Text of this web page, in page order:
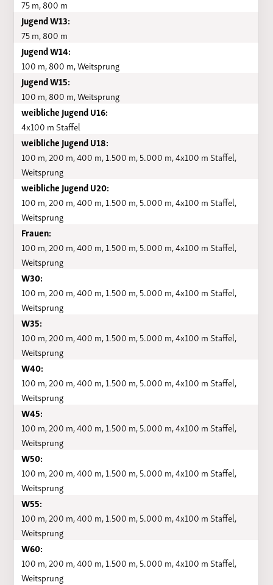
75 m, 800 m
Jugend W13:
75 m, 800 m
Jugend W14:
100 m, 800 m, Weitsprung
Jugend W15:
100 m, 800 m, Weitsprung
weibliche Jugend U16:
4x100 m Staffel
weibliche Jugend U18:
100 m, 200 m, 400 m, 1.500 m, 5.000 m, 4x100 m Staffel,
Weitsprung
weibliche Jugend U20:
100 m, 200 m, 400 m, 1.500 m, 5.000 m, 4x100 m Staffel,
Weitsprung
Frauen:
100 m, 200 m, 400 m, 1.500 m, 5.000 m, 4x100 m Staffel,
Weitsprung
W30:
100 m, 200 m, 400 m, 1.500 m, 5.000 m, 4x100 m Staffel,
Weitsprung
W35:
100 m, 200 m, 400 m, 1.500 m, 5.000 m, 4x100 m Staffel,
Weitsprung
W40:
100 m, 200 m, 400 m, 1.500 m, 5.000 m, 4x100 m Staffel,
Weitsprung
W45:
100 m, 200 m, 400 m, 1.500 m, 5.000 m, 4x100 m Staffel,
Weitsprung
W50:
100 m, 200 m, 400 m, 1.500 m, 5.000 m, 4x100 m Staffel,
Weitsprung
W55:
100 m, 200 m, 400 m, 1.500 m, 5.000 m, 4x100 m Staffel,
Weitsprung
W60:
100 m, 200 m, 400 m, 1.500 m, 5.000 m, 4x100 m Staffel,
Weitsprung